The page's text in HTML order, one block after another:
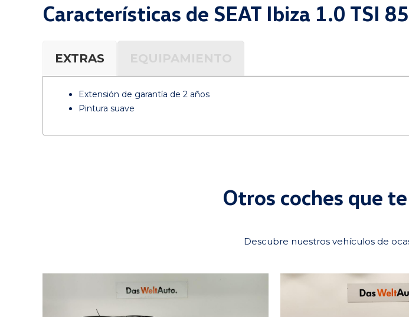
Características de SEAT Ibiza 1.0 TSI
EXTRAS
Extensión de garantía de 2 años
Pintura suave
Otros coches que
Descubre nuestros vehículos de